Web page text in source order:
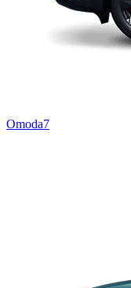
Omoda7